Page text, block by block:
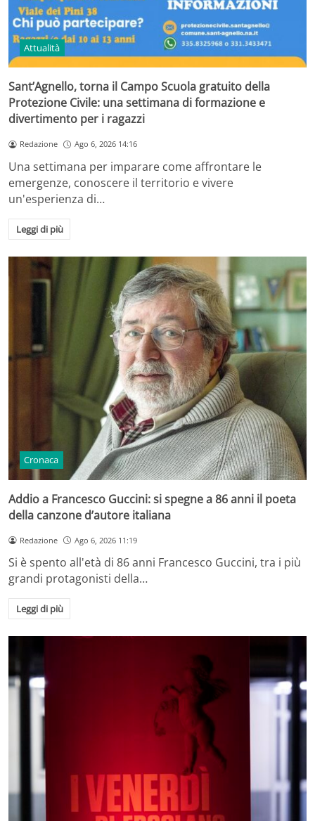
Attualità
Sant’Agnello, torna il Campo Scuola gratuito della
Protezione Civile: una settimana di formazione e
divertimento per i ragazzi
Redazione Ago 6, 2026 14:16
Una settimana per imparare come affrontare le
emergenze, conoscere il territorio e vivere
un'esperienza di…
Leggi di più
Cronaca
Addio a Francesco Guccini: si spegne a 86 anni il poeta
della canzone d’autore italiana
Redazione Ago 6, 2026 11:19
Si è spento all'età di 86 anni Francesco Guccini, tra i più
grandi protagonisti della…
Leggi di più